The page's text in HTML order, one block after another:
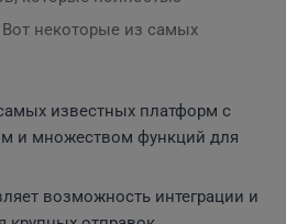
некоторые из самых
известных платформ с
и множеством функций для
возможность интеграции и